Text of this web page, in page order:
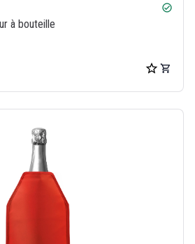
check_circle
à bouteille